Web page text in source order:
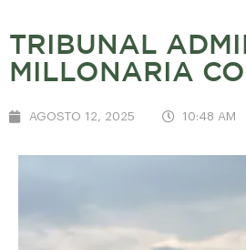
TRIBUNAL
MILLONARIA
AGOSTO 12, 2025 10:48 AM